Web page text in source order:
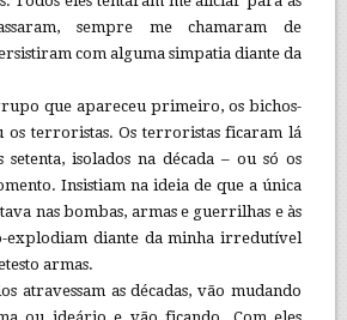
sempre me chamaram de
com alguma simpatia diante da
que apareceu primeiro, os bichos-
os terroristas. Os terroristas ficaram lá
setenta, isolados na década – ou só os
Insistiam na ideia de que a única
nas bombas, armas e guerrilhas e às
explodiam diante da minha irredutível
armas.
atravessam as décadas, vão mudando